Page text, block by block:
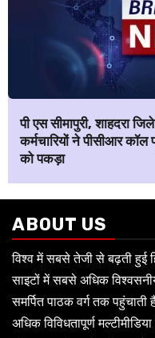
पी एस सीमापुरी, शाहदरा
कर्मचारियों ने पीसीआर
को पकड़ा
ABOUT US
विश्व में सबसे तेजी से बढ़ती हुई
साइटों में सबसे अधिक
समर्पित पाठक वर्ग तक
अधिक विविधतापूर्ण